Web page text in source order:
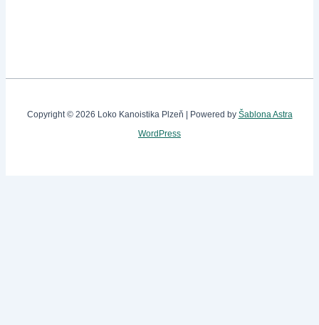
Copyright © 2026 Loko Kanoistika Plzeň | Powered by Šablona Astra
WordPress